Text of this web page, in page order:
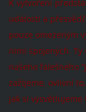
K vytvoření
události a
pouze omezeným
nimi spojených.
našeho falešného
zažijeme, ovlivní
jak si vysvětlujeme